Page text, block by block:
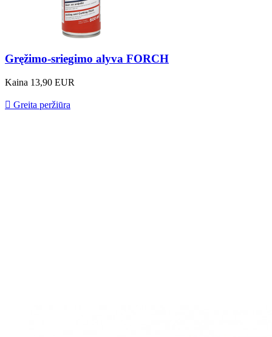
Gręžimo-sriegimo alyva FORCH
Kaina 13,90 EUR
 Greita peržiūra